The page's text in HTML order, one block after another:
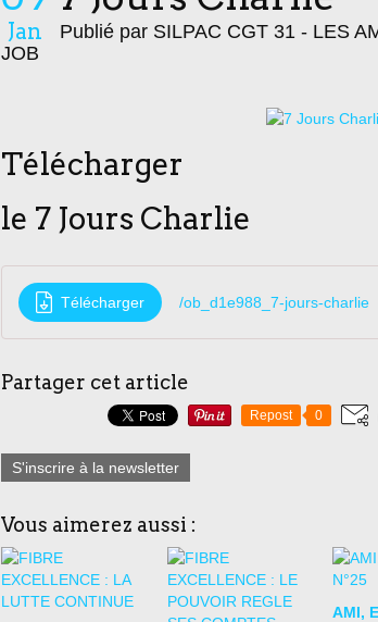
Jan
Publié par SILPAC CGT 31 - LES
JOB
Télécharger
le 7 Jours Charlie
Télécharger /ob_d1e988_7-jours-charlie
Partager cet article
Repost 0
S'inscrire à la newsletter
Vous aimerez aussi :
AMI,